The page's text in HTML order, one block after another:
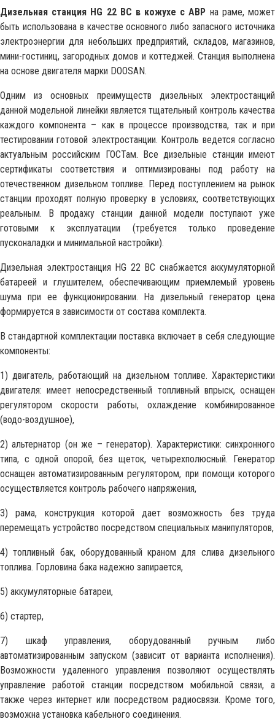
Дизельная станция HG 22 BC в кожухе с АВР на раме, может
быть использована в качестве основного либо запасного источника
электроэнергии для небольших предприятий, складов, магазинов,
мини-гостиниц, загородных домов и коттеджей. Станция выполнена
на основе двигателя марки DOOSAN.
Одним из основных преимуществ дизельных электростанций
данной модельной линейки является тщательный контроль качества
каждого компонента – как в процессе производства, так и при
тестировании готовой электростанции. Контроль ведется согласно
актуальным российским ГОСТам. Все дизельные станции имеют
сертификаты соответствия и оптимизированы под работу на
отечественном дизельном топливе. Перед поступлением на рынок
станции проходят полную проверку в условиях, соответствующих
реальным. В продажу станции данной модели поступают уже
готовыми к эксплуатации (требуется только проведение
пусконаладки и минимальной настройки).
Дизельная электростанция HG 22 BC снабжается аккумуляторной
батареей и глушителем, обеспечивающим приемлемый уровень
шума при ее функционировании. На дизельный генератор цена
формируется в зависимости от состава комплекта.
В стандартной комплектации поставка включает в себя следующие
компоненты:
1) двигатель, работающий на дизельном топливе. Характеристики
двигателя: имеет непосредственный топливный впрыск, оснащен
регулятором скорости работы, охлаждение комбинированное
(водо-воздушное),
2) альтернатор (он же – генератор). Характеристики: синхронного
типа, с одной опорой, без щеток, четырехполюсный. Генератор
оснащен автоматизированным регулятором, при помощи которого
осуществляется контроль рабочего напряжения,
3) рама, конструкция которой дает возможность без труда
перемещать устройство посредством специальных манипуляторов,
4) топливный бак, оборудованный краном для слива дизельного
топлива. Горловина бака надежно запирается,
5) аккумуляторные батареи,
6) стартер,
7) шкаф управления, оборудованный ручным либо
автоматизированным запуском (зависит от варианта исполнения).
Возможности удаленного управления позволяют осуществлять
управление работой станции посредством мобильной связи, а
также через интернет или посредством радиосвязи. Кроме того,
возможна установка кабельного соединения.